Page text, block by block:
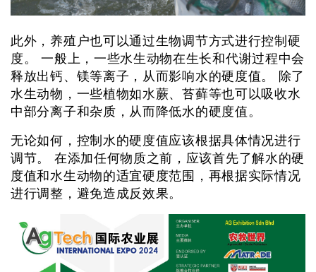
此外，养殖户也可以通过生物调节方式进行控制硬
度。 一般上，一些水生动物在生长和代谢过程中会
释放出钙、镁等离子，从而影响水的硬度值。 除了
水生动物，一些植物如水蕨、苔藓等也可以吸收水
中部分离子和杂质，从而降低水的硬度值。
无论如何，控制水的硬度值应该根据具体情况进行
调节。 在添加任何物质之前，应该首先了解水的硬
度值和水生动物的适宜硬度范围，再根据实际情况
进行调整，避免造成反效果。